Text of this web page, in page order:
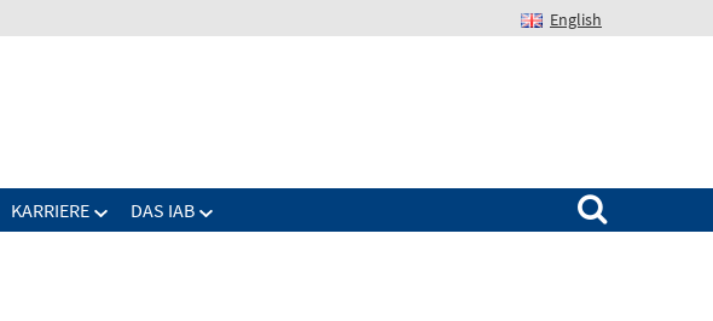
English
KARRIERE DAS IAB
Suchen nach: